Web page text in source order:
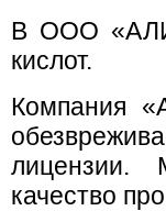
В ООО
кислот.
Компания
лицензии.
качество